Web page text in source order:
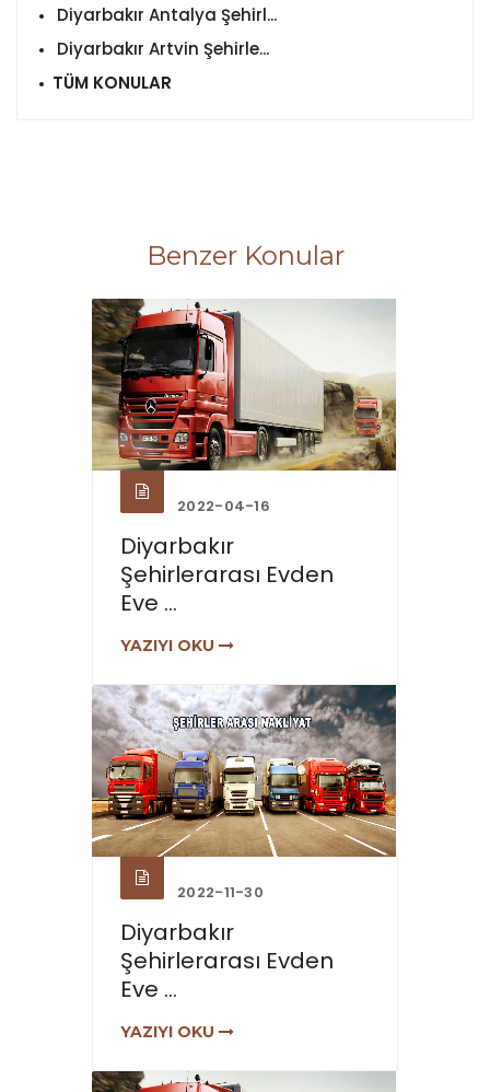
Diyarbakır Antalya Şehirl...
Diyarbakır Artvin Şehirle...
TÜM KONULAR
Benzer Konular
2022-04-16
Diyarbakır
Şehirlerarası Evden
Eve ...
YAZIYI OKU
2022-11-30
Diyarbakır
Şehirlerarası Evden
Eve ...
YAZIYI OKU